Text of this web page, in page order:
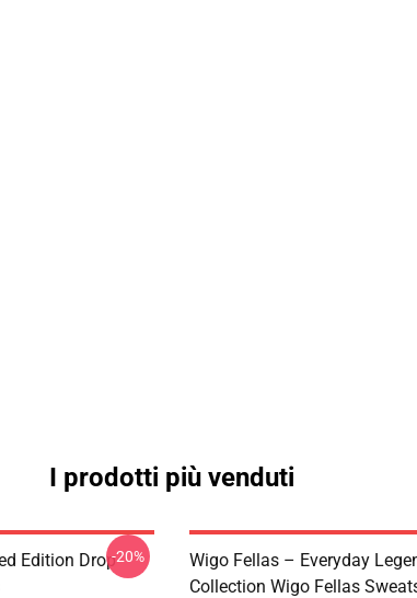
I prodotti più venduti
Edition Drop-20%
Wigo Fellas – Everyday
Collection Wigo Fellas